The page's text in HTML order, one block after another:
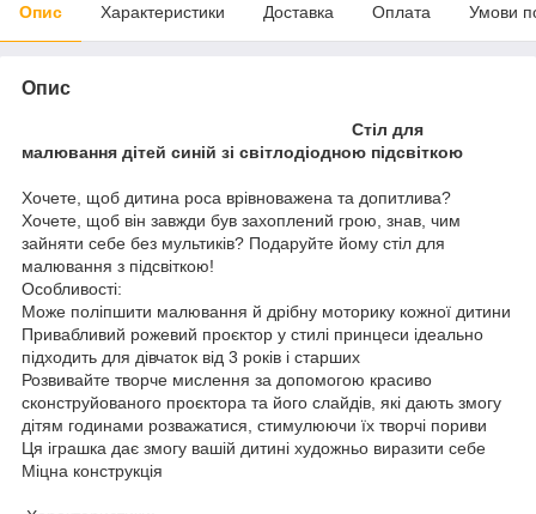
Опис Характеристики Доставка Оплата Умови
Опис
Стіл для
малювання дітей синій зі світлодіодною підсвіткою
Хочете, щоб дитина роса врівноважена та допитлива?
Хочете, щоб він завжди був захоплений грою, знав, чим
зайняти себе без мультиків? Подаруйте йому стіл для
малювання з підсвіткою!
Особливості:
Може поліпшити малювання й дрібну моторику кожної дитини
Привабливий рожевий проєктор у стилі принцеси ідеально
підходить для дівчаток від 3 років і старших
Розвивайте творче мислення за допомогою красиво
сконструйованого проєктора та його слайдів, які дають змогу
дітям годинами розважатися, стимулюючи їх творчі пориви
Ця іграшка дає змогу вашій дитині художньо виразити себе
Міцна конструкція